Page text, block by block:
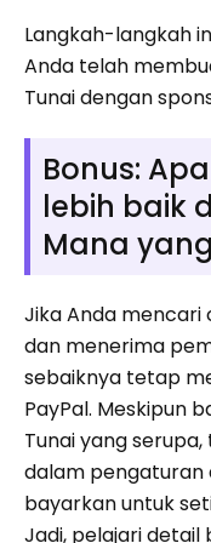
Langkah-langkah
Anda telah
Tunai dengan
Bonus:
lebih baik
Mana
Jika Anda mencari
dan menerima
sebaiknya tetap
PayPal. Meskipun
Tunai yang
dalam pengaturan
bayarkan untuk
Jadi, pelajari detail